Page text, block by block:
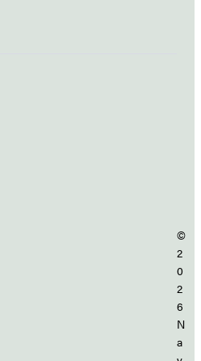
©
2
0
2
6
N
a